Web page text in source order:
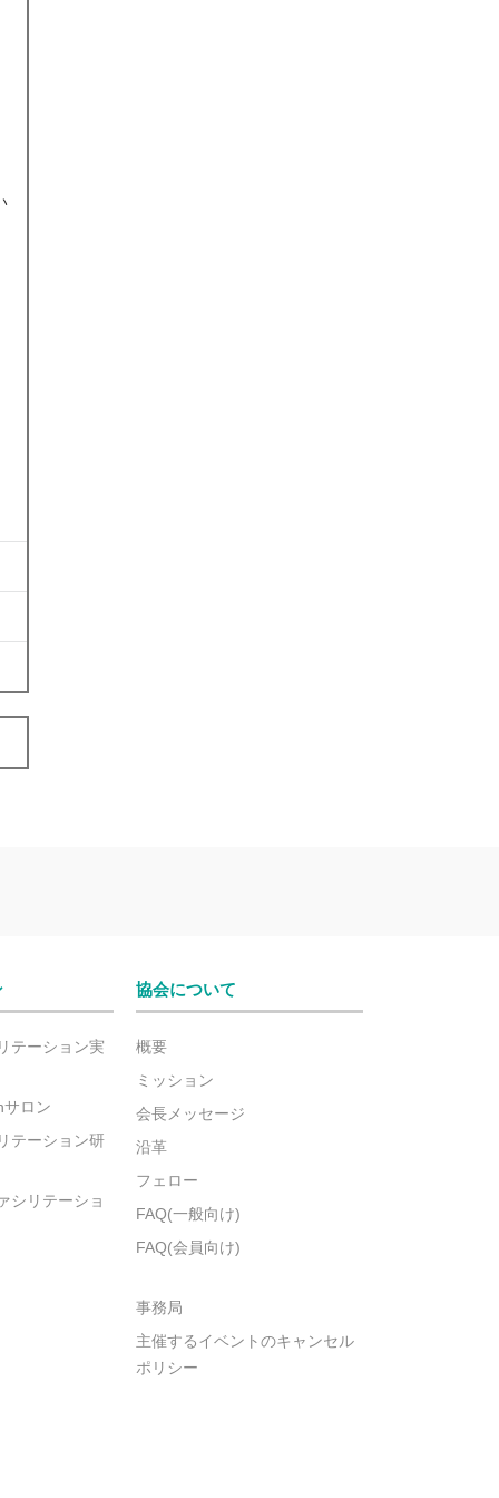
テーション実
ロン
テーション研
シリテーショ
協会について
概要
ミッション
会長メッセージ
沿革
フェロー
FAQ(一般向け)
FAQ(会員向け)
事務局
主催するイベントのキャンセル
ポリシー